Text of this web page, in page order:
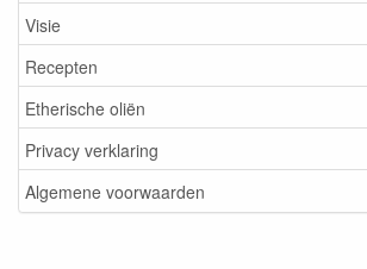
Visie
Recepten
Etherische oliën
Privacy verklaring
Algemene voorwaarden